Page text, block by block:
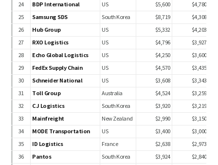
24
BDP International US $5,600
$4,780
25
Samsung SDS South Korea $8,719
$4,308
26
Hub Group US $5,332
$4,203
27
RXO Logistics US $4,796
$3,927
28
Echo Global Logistics US $4,250
$3,600
29
FedEx Supply Chain US $4,570
$3,435
30
Schneider National US $3,608
$3,343
31
Toll Group Australia $4,524
$3,259
32
CJ Logistics South Korea $3,920
$3,219
33
Mainfreight New Zealand $2,990
$3,150
34
MODE Transportation US $3,400
$3,000
35
ID Logistics France $2,638
$2,973
36
Pantos South Korea $3,924
$2,840